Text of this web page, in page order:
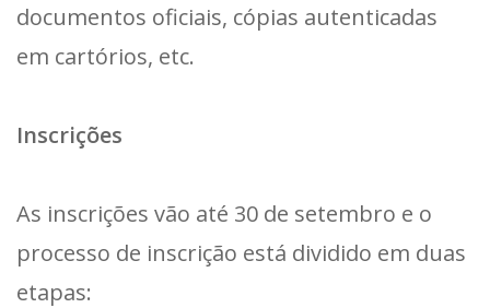
documentos oficiais, cópias autenticadas
em cartórios, etc.
Inscrições
As inscrições vão até 30 de setembro e o
processo de inscrição está dividido em duas
etapas: